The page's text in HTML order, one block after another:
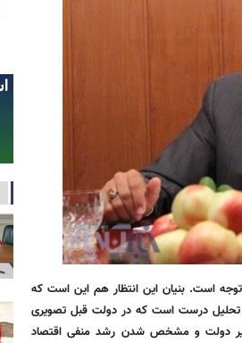
توجه است. بنیان این انتظار هم این است که
درست است که در دولت قبل تصویری
دولت و مشخص شدن رشد منفی اقتصاد